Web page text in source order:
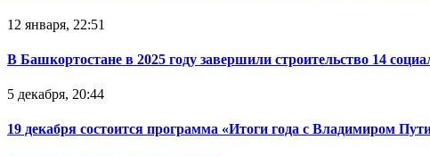
12 января, 22:51
В Башкортостане в 2025 году завершили строительство 14
5 декабря, 20:44
19 декабря состоится программа «Итоги года с Владимиром